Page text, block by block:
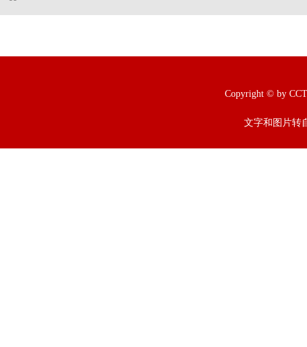
Copyright © by
文字和图片转